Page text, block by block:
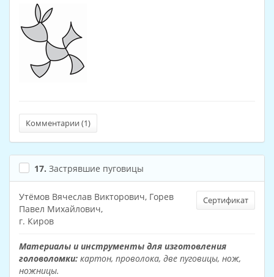
Комментарии (1)
17. Застрявшие пуговицы
Сертификат
Утёмов Вячеслав Викторович, Горев
Павел Михайлович,
г. Киров
Материалы и инструменты для изготовления
головоломки: картон, проволока, две пуговицы, нож,
ножницы.